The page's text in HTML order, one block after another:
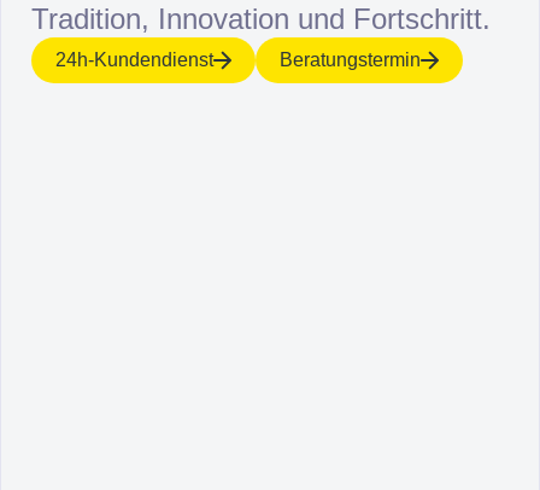
Tradition, Innovation und Fortschritt.
24h-Kundendienst Beratungstermin